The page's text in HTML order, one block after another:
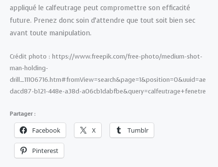
appliqué le calfeutrage peut compromettre son efficacité
future. Prenez donc soin d’attendre que tout soit bien sec
avant toute manipulation.
Crédit photo : https://www.freepik.com/free-photo/medium-shot-
man-holding-
drill_11106716.htm#fromView=search&page=1&position=0&uuid=ae
dacd87-b121-448e-a38d-a06cb1dabfbe&query=calfeutrage+fenetre
Partager :
Facebook X Tumblr
Pinterest